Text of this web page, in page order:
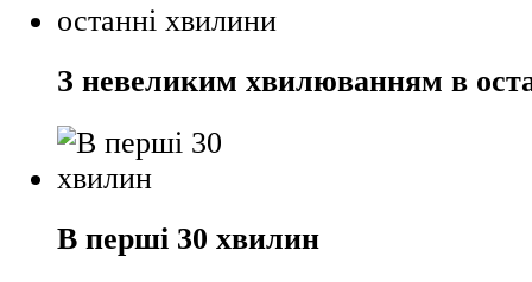
З невеликим хвилюванням в
В перші 30 хвилин